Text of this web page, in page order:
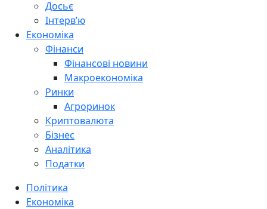
Досьє
Інтерв’ю
Економіка
Фінанси
Фінансові новини
Макроекономіка
Ринки
Агроринок
Криптовалюта
Бізнес
Аналітика
Податки
Політика
Економіка